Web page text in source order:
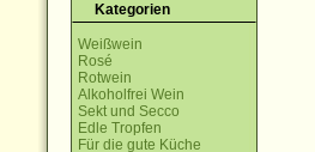
Kategorien
Weißwein
Rosé
Rotwein
Alkoholfrei Wein
Sekt und Secco
Edle Tropfen
Für die gute Küche